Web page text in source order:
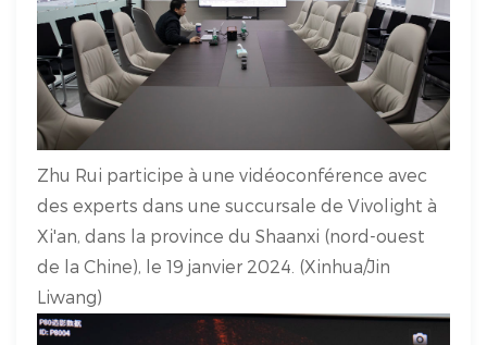
Zhu Rui participe à une vidéoconférence avec
des experts dans une succursale de Vivolight à
Xi'an, dans la province du Shaanxi (nord-ouest
de la Chine), le 19 janvier 2024. (Xinhua/Jin
Liwang)